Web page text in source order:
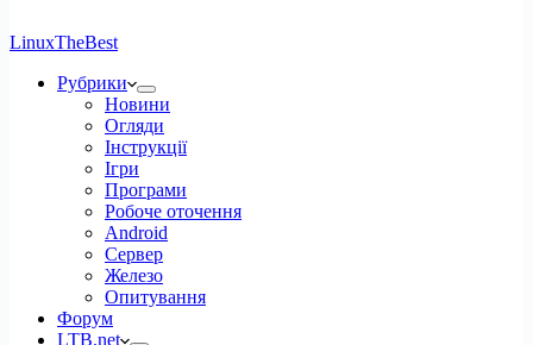
LinuxTheBest
Рубрики
Новини
Огляди
Інструкції
Ігри
Програми
Робоче оточення
Android
Сервер
Железо
Опитування
Форум
LTB.net